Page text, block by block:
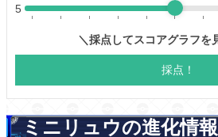
ミニリュウの進化情報